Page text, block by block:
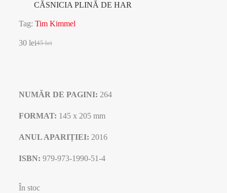
CĂSNICIA PLINĂ DE HAR
Tag: Tim Kimmel
45lei
30 lei
NUMĂR DE PAGINI: 264
FORMAT: 145 x 205 mm
ANUL APARIȚIEI: 2016
ISBN: 979-973-1990-51-4
În stoc